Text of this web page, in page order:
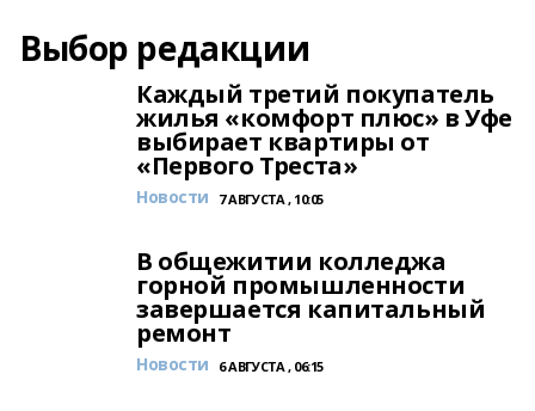
Выбор редакции
Каждый третий покупатель
жилья «комфорт плюс» в Уфе
выбирает квартиры от
«Первого Треста»
Новости 7 АВГУСТА , 10:05
В общежитии колледжа
горной промышленности
завершается капитальный
ремонт
Новости 6 АВГУСТА , 06:15